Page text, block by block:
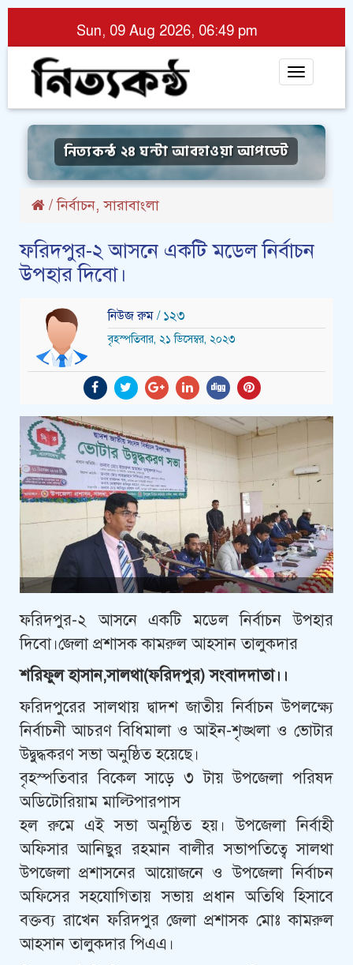
Sun, 09 Aug 2026, 06:49 pm
Toggle
নিত্যকন্ঠ ২৪ ঘন্টা আবহাওয়া আপডেট
/নির্বাচন,সারাবাংলা
ফরিদপুর-২ আসনে একটি মডেল নির্বাচন
উপহার দিবো।
নিউজ রুম / ১২৩
বৃহস্পতিবার, ২১ ডিসেম্বর, ২০২৩
ফরিদপুর-২ আসনে একটি মডেল নির্বাচন উপহার
দিবো।জেলা প্রশাসক কামরুল আহসান তালুকদার
শরিফুল হাসান,সালথা(ফরিদপুর) সংবাদদাতা।।
ফরিদপুরের সালথায় দ্বাদশ জাতীয় নির্বাচন উপলক্ষ্যে
নির্বাচনী আচরণ বিধিমালা ও আইন-শৃঙ্খলা ও ভোটার
উদ্বুদ্ধকরণ সভা অনুষ্ঠিত হয়েছে।
বৃহস্পতিবার বিকেল সাড়ে ৩ টায় উপজেলা পরিষদ
অডিটোরিয়াম মাল্টিপারপাস
হল রুমে এই সভা অনুষ্ঠিত হয়। উপজেলা নির্বাহী
অফিসার আনিছুর রহমান বালীর সভাপতিত্বে সালথা
উপজেলা প্রশাসনের আয়োজনে ও উপজেলা নির্বাচন
অফিসের সহযোগিতায় সভায় প্রধান অতিথি হিসাবে
বক্তব্য রাখেন ফরিদপুর জেলা প্রশাসক মোঃ কামরুল
আহসান তালুকদার পিএএ।